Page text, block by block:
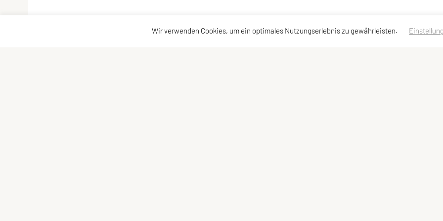
Wir verwenden Cookies, um ein optimales Nutzungserlebnis zu gewährleisten.